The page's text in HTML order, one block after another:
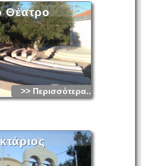
Θέατρο
>> Περισσότερα...